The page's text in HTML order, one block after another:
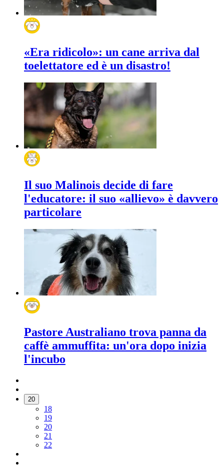
«Era ridicolo»: un cane arriva dal
toelettatore ed è un disastro!
Il suo Malinois decide di fare
l'educatore: il suo «allievo» è davvero
particolare
Pastore Australiano trova panna da
caffè ammuffita: un'ora dopo inizia
l'incubo
20
18
19
20
21
22